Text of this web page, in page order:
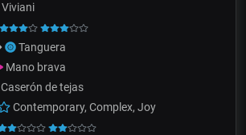
Viviani
Tanguera
Mano brava
Caserón de tejas
Contemporary, Complex, Joy